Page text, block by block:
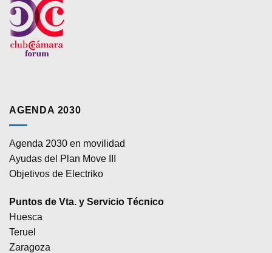
AGENDA 2030
Agenda 2030 en movilidad
Ayudas del Plan Move III
Objetivos de Electriko
Puntos de Vta. y Servicio Técnico
Huesca
Teruel
Zaragoza